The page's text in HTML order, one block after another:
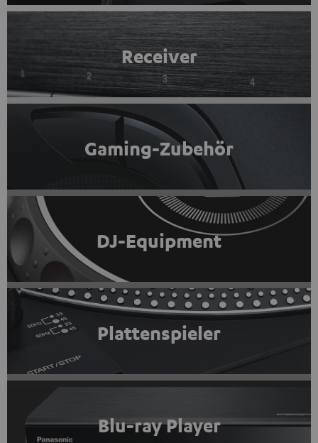
Receiver
Gaming-Zubehör
DJ-Equipment
Plattenspieler
Blu-ray Player